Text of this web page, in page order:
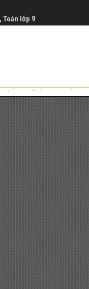
Toán lớp 9